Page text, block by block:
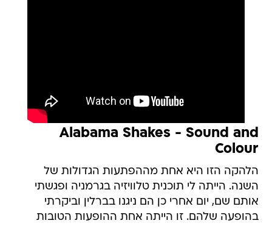
Alabama Shakes - Sound and
Colour
הלהקה הזו היא אחת מההפתעות הגדולות של
השנה. הייתה לי תוכנית טלוויזיה בגרמניה ופגשתי
אותם שם, יום אחרי כן הם ניגנו בברלין וביקרתי
בהופעה שלהם. זו הייתה אחת ההופעות הטובות